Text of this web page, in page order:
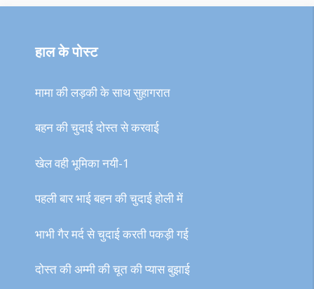
हाल के पोस्ट
मामा की लड़की के साथ सुहागरात
बहन की चुदाई दोस्त से करवाई
खेल वही भूमिका नयी-1
पहली बार भाई बहन की चुदाई होली में
भाभी गैर मर्द से चुदाई करती पकड़ी गई
दोस्त की अम्मी की चूत की प्यास बुझाई